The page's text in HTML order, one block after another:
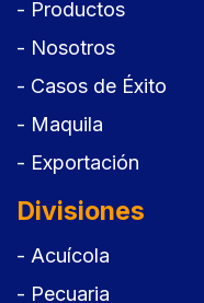
- Productos
- Nosotros
- Casos de Éxito
- Maquila
- Exportación
Divisiones
- Acuícola
- Pecuaria